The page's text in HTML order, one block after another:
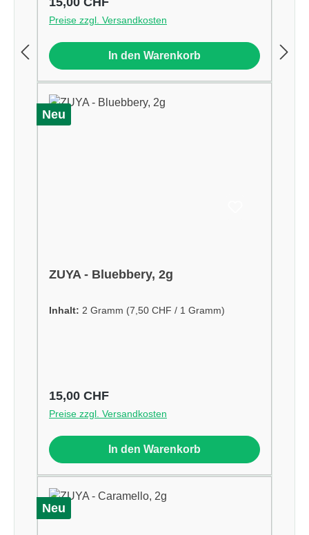
Preise zzgl. Versandkosten
In den Warenkorb
Neu
ZUYA - Bluebbery, 2g
Inhalt: 2 Gramm (7,50 CHF / 1 Gramm)
Regulärer Preis:
15,00 CHF
Preise zzgl. Versandkosten
In den Warenkorb
Neu